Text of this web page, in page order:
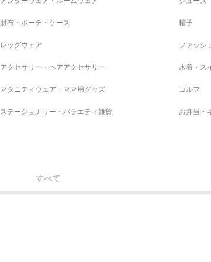
財布・ポーチ・ケース 帽子
レッグウェア ファッシ
アクセサリー・ヘアアクセサリー 水着・ス
マタニティウェア・ママ用グッズ ゴルフ
ステーショナリー・バラエティ雑貨 お弁当・
すべて